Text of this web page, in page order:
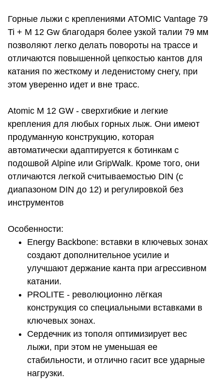
Горные лыжи с креплениями ATOMIC Vantage 79
Ti + M 12 Gw благодаря более узкой талии 79 мм
позволяют легко делать повороты на трассе и
отличаются повышенной цепкостью кантов для
катания по жесткому и леденистому снегу, при
этом уверенно идет и вне трасс.
Atomic M 12 GW - сверхгибкие и легкие
крепления для любых горных лыж. Они имеют
продуманную конструкцию, которая
автоматически адаптируется к ботинкам c
подошвой Alpine или GripWalk. Кроме того, они
отличаются легкой считываемостью DIN (с
диапазоном DIN до 12) и регулировкой без
инструментов
Особенности:
Energy Backbone: вставки в ключевых зонах
создают дополнительное усилие и
улучшают держание канта при агрессивном
катании.
PROLITE - революционно лёгкая
конструкция со специальными вставками в
ключевых зонах.
Сердечник из тополя оптимизирует вес
лыжи, при этом не уменьшая ее
стабильности, и отлично гасит все ударные
нагрузки.